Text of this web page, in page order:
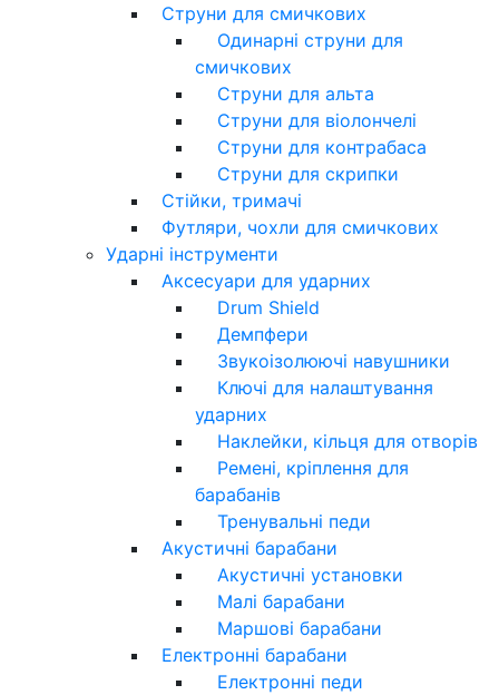
Струни для смичкових
Одинарні струни для
смичкових
Струни для альта
Струни для віолончелі
Струни для контрабаса
Струни для скрипки
Стійки, тримачі
Футляри, чохли для смичкових
Ударні інструменти
Аксесуари для ударних
Drum Shield
Демпфери
Звукоізолюючі навушники
Ключі для налаштування
ударних
Наклейки, кільця для отворів
Ремені, кріплення для
барабанів
Тренувальні педи
Акустичні барабани
Акустичні установки
Малі барабани
Маршові барабани
Електронні барабани
Електронні педи